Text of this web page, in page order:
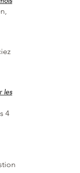
les
4